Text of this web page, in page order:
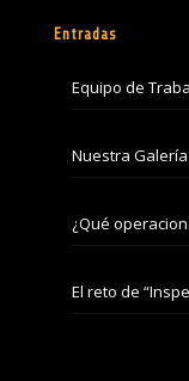
Entradas
Equipo de
Nuestra Galería
¿Qué
El reto de